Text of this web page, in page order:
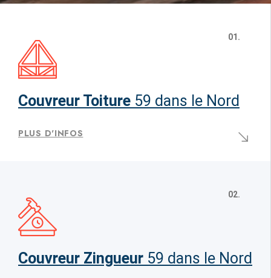
01.
Couvreur Toiture 59 dans le Nord
PLUS D'INFOS
02.
Couvreur Zingueur 59 dans le Nord